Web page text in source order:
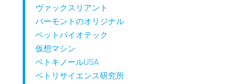
ヴァックスリアント
バーモントのオリジナル
ベットバイオテック
仮想マシン
ベトキノールUSA
ベトリサイエンス研究所